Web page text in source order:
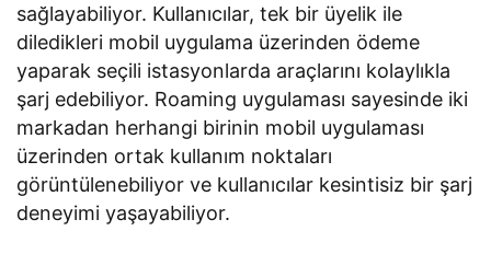
sağlayabiliyor. Kullanıcılar, tek bir üyelik ile
diledikleri mobil uygulama üzerinden ödeme
yaparak seçili istasyonlarda araçlarını kolaylıkla
şarj edebiliyor. Roaming uygulaması sayesinde iki
markadan herhangi birinin mobil uygulaması
üzerinden ortak kullanım noktaları
görüntülenebiliyor ve kullanıcılar kesintisiz bir şarj
deneyimi yaşayabiliyor.